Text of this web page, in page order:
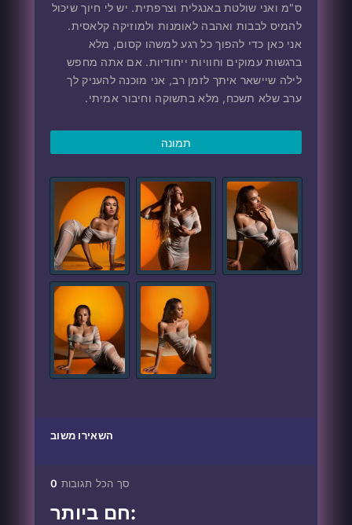
ס"מ ואני שולטת באנגלית וצרפתית. יש לי חיוך שיכול
להמיס לבבות ואהבה לאומנות ולמוזיקה קלאסית.
אני כאן כדי להפוך כל רגע למשהו קסום, מלא
ברגשות עמוקים וחוויות ייחודיות. אם אתה מחפש
לילה שיישאר איתך לזמן רב, אני מוכנה להעניק לך
ערב שלא תשכח, מלא בתשוקה וחיבור אמיתי.
תמונה
השאירו משוב
סך הכל תגובות 0
חם ביותר: